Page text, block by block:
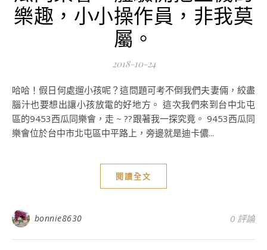
樂趣，小小操作員，非我莫
屬。
2018-10-24
哈哈！假日何處遛小孩呢？這問題可考不倒我們夫妻倆，絞盡
腦汁也要想出讓小孩放電的好地方。 這次我們來到台中北屯
區的9453西瓜同樂會，走 ~ ??跟著我一探究竟。 9453西瓜同
樂會位於台中市北屯區中平路上，旁邊就是迪卡儂...
閱讀全文
bonnie8630 0 評論